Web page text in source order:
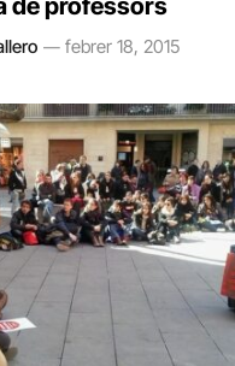
febrer 18, 2015